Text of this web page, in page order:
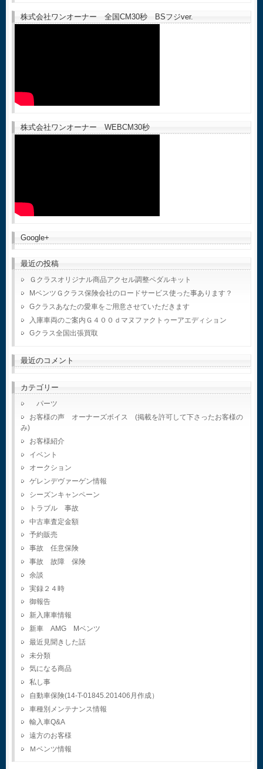
株式会社ワンオーナー 全国CM30秒 BSフジver.
株式会社ワンオーナー WEBCM30秒
Google+
最近の投稿
Ｇクラスオリジナル商品アクセル調整ペダルキット
MベンツＧクラス保険会社のロードサービス使った事あります？
Gクラスあなたの愛車をご用意させていただきます
入庫車両のご案内Ｇ４００ｄマヌファクトゥーアエディション
Gクラス全国出張買取
最近のコメント
カテゴリー
パーツ
お客様の声 オーナーズボイス (掲載を許可して下さったお客様の
み)
お客様紹介
イベント
オークション
ゲレンデヴァーゲン情報
シーズンキャンペーン
トラブル 事故
中古車査定金額
予約販売
事故 任意保険
事故 故障 保険
余談
実録２４時
御報告
新入庫車情報
新車 AMG Mベンツ
最近見聞きした話
未分類
気になる商品
私し事
自動車保険(14-T-01845.201406月作成）
車種別メンテナンス情報
輸入車Q&A
遠方のお客様
Ｍベンツ情報